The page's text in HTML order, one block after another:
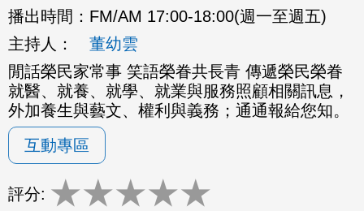
播出時間： FM/AM 17:00-18:00(週一至週五)
主持人：
董幼雲
閒話榮民家常事 笑語榮眷共長青 傳遞榮民榮眷
就醫、就養、就學、就業與服務照顧相關訊息，
外加養生與藝文、權利與義務；通通報給您知。
互動專區
評分: ★★★★★